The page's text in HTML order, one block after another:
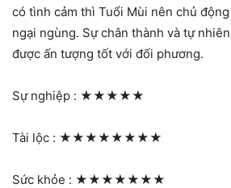
có tình cảm thì Tuổi Mùi nên chủ
ngại ngùng. Sự chân thành và tự
được ấn tượng tốt với đối phương.
Sự nghiệp : ★★★★★
Tài lộc : ★★★★★★★★
Sức khỏe : ★★★★★★★